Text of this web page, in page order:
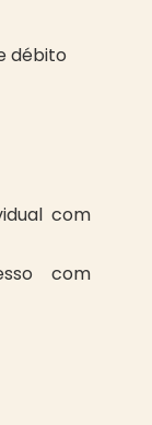
débito
com
com